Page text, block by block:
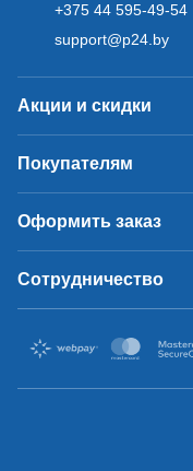
+375 44 595-49-54
support@p24.by
Акции и скидки
Покупателям
Оформить заказ
Сотрудничество